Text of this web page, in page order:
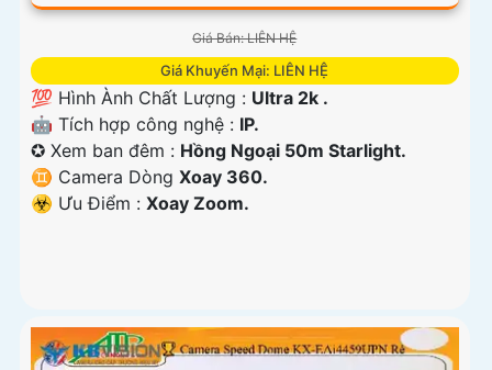
Giá Bán: LIÊN HỆ
Giá Khuyến Mại: LIÊN HỆ
💯 Hình Ành Chất Lượng : Ultra 2k .
🤖️ Tích hợp công nghệ : IP.
✪ Xem ban đêm : Hồng Ngoại 50m Starlight.
♊ Camera Dòng Xoay 360.
️☣️ Ưu Điểm : Xoay Zoom.